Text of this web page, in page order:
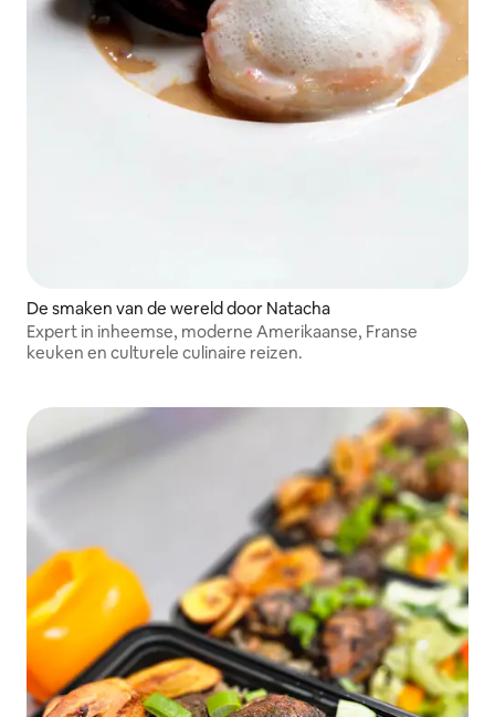
De smaken van de wereld door Natacha
Expert in inheemse, moderne Amerikaanse, Franse
keuken en culturele culinaire reizen.